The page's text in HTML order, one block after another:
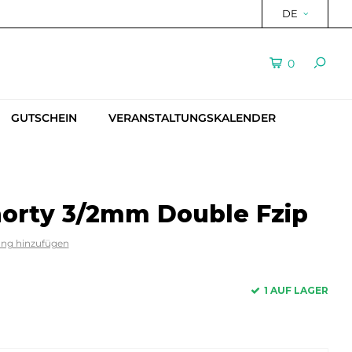
DE
0
GUTSCHEIN VERANSTALTUNGSKALENDER
3/2mm Double Fzip
hinzufügen
1 AUF LAGER